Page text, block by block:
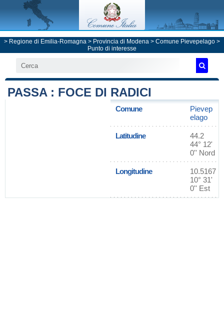
> Regione di Emilia-Romagna > Provincia di Modena > Comune Pievepelago >
Punto di interesse
PASSA : FOCE DI RADICI
Comune
Pievep
elago
Latitudine
44.2
44° 12'
0'' Nord
Longitudine
10.5167
10° 31'
0'' Est